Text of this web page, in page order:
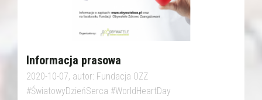
Informacja prasowa
2020-10-07, autor: Fundacja OZZ
#ŚwiatowyDzieńSerca #WorldHeartDay